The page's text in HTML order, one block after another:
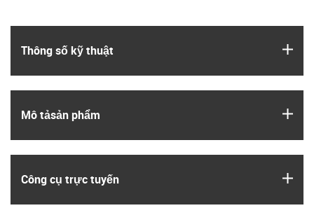
Thông số kỹ thuật
Mô tả­sản phẩm
Công cụ trực tuyến